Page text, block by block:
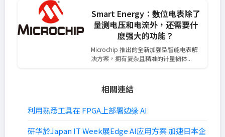
Smart Energy：数位电表除了
量测电压和电流外，还需要什
麽强大的功能？
Microchip 推出的全新加强型智能电表解
决方案，拥有复杂且精准的计量韧体...
相關連結
利用熟悉工具在 FPGA上部署边缘 AI
研华於Japan IT Week展Edge AI应用方案 加速日本企